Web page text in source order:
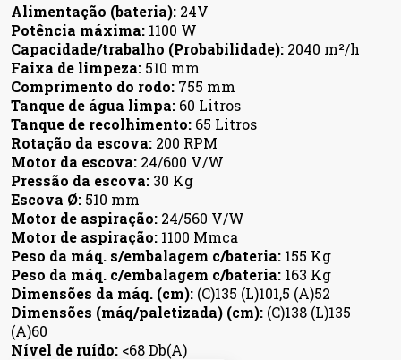
Alimentação (bateria): 24V
Potência máxima: 1100 W
Capacidade/trabalho (Probabilidade): 2040 m²/h
Faixa de limpeza: 510 mm
Comprimento do rodo: 755 mm
Tanque de água limpa: 60 Litros
Tanque de recolhimento: 65 Litros
Rotação da escova: 200 RPM
Motor da escova: 24/600 V/W
Pressão da escova: 30 Kg
Escova Ø: 510 mm
Motor de aspiração: 24/560 V/W
Motor de aspiração: 1100 Mmca
Peso da máq. s/embalagem c/bateria: 155 Kg
Peso da máq. c/embalagem c/bateria: 163 Kg
Dimensões da máq. (cm): (C)135 (L)101,5 (A)52
Dimensões (máq/paletizada) (cm): (C)138 (L)135
(A)60
Nível de ruído: <68 Db(A)